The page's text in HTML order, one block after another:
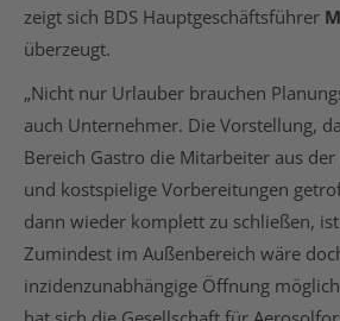
zeigt sich BDS Hauptgeschäftsführer
überzeugt.
„Nicht nur Urlauber brauchen
auch Unternehmer. Die Vorstellung,
Bereich Gastro die Mitarbeiter aus
und kostspielige Vorbereitungen
dann wieder komplett zu schließen,
Zumindest im Außenbereich wäre
inzidenzunabhängige Öffnung